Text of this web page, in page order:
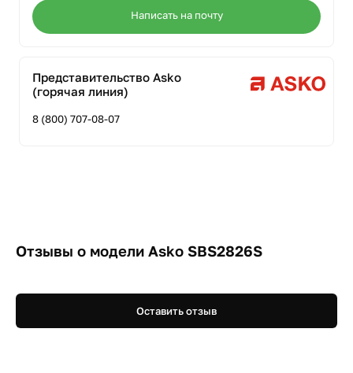
Написать на почту
Представительство Asko
(горячая линия)
8 (800) 707-08-07
Отзывы о модели Asko SBS2826S
Оставить отзыв